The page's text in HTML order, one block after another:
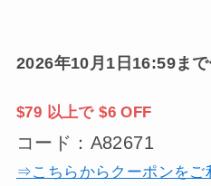
2026年10月1日16:59ま
$79 以上で $6 OFF
コード：A82671
⇒こちらからクーポンをご